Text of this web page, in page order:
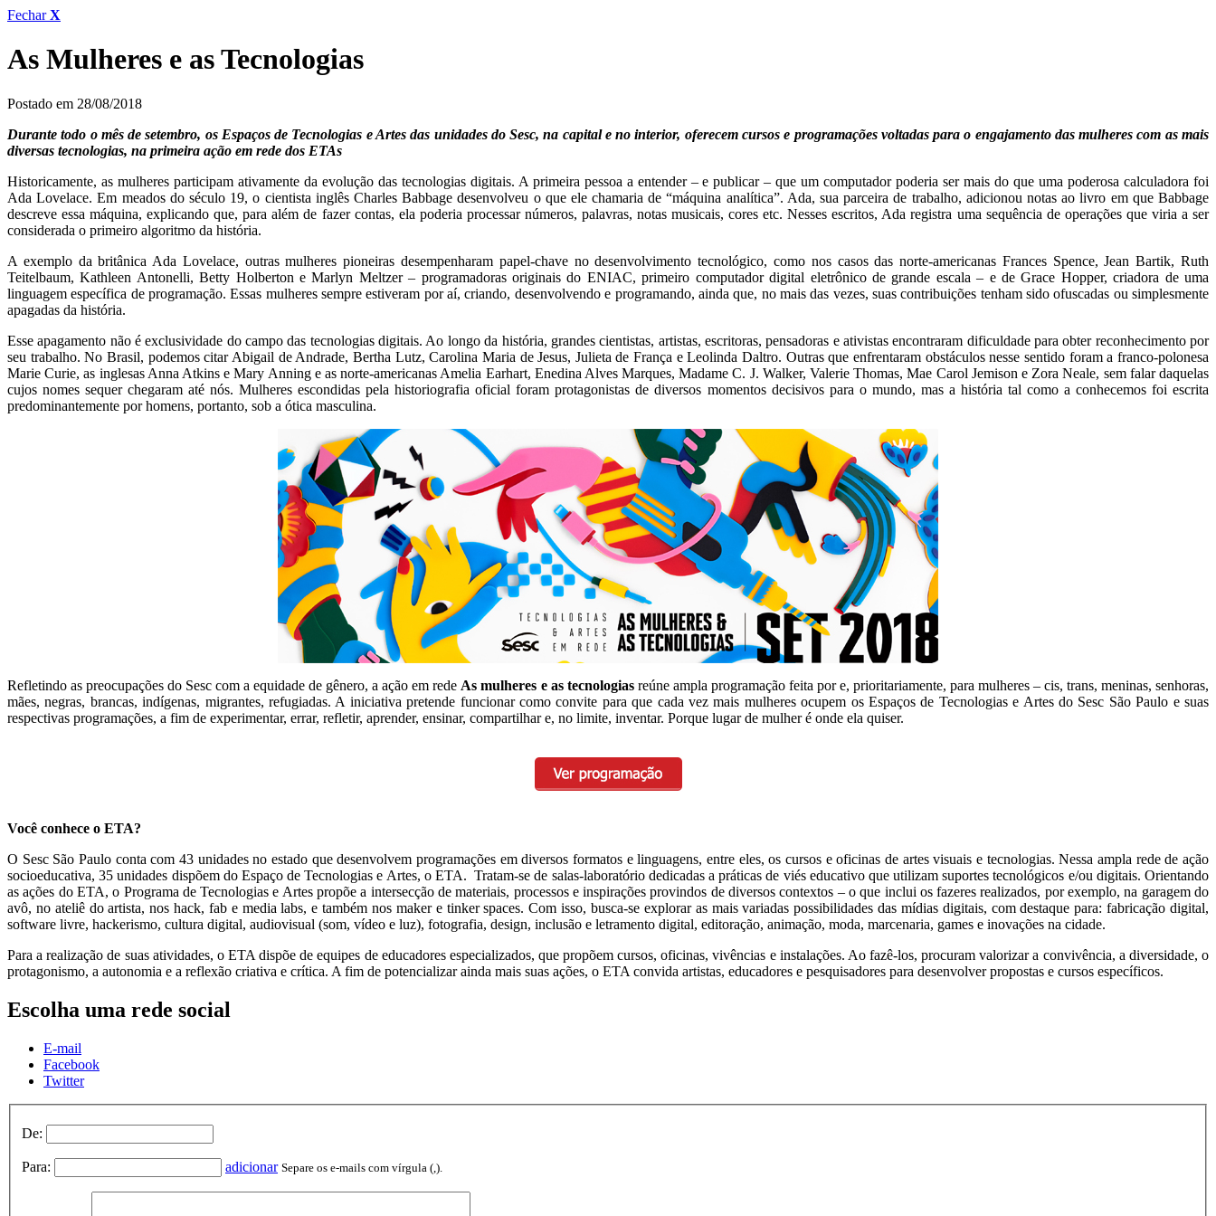
FecharX
As Mulheres e as Tecnologias
Postado em 28/08/2018
Durante todo o mês de setembro, os Espaços de Tecnologias e Artes das unidades do Sesc, na capital e no interior, oferecem cursos e programações voltadas para o engajamento das mulheres com as mais
diversas tecnologias, na primeira ação em rede dos ETAs
Historicamente, as mulheres participam ativamente da evolução das tecnologias digitais. A primeira pessoa a entender – e publicar – que um computador poderia ser mais do que uma poderosa calculadora foi
Ada Lovelace. Em meados do século 19, o cientista inglês Charles Babbage desenvolveu o que ele chamaria de “máquina analítica”. Ada, sua parceira de trabalho, adicionou notas ao livro em que Babbage
descreve essa máquina, explicando que, para além de fazer contas, ela poderia processar números, palavras, notas musicais, cores etc. Nesses escritos, Ada registra uma sequência de operações que viria a ser
considerada o primeiro algoritmo da história.
A exemplo da britânica Ada Lovelace, outras mulheres pioneiras desempenharam papel-chave no desenvolvimento tecnológico, como nos casos das norte-americanas Frances Spence, Jean Bartik, Ruth
Teitelbaum, Kathleen Antonelli, Betty Holberton e Marlyn Meltzer – programadoras originais do ENIAC, primeiro computador digital eletrônico de grande escala – e de Grace Hopper, criadora de uma
linguagem específica de programação. Essas mulheres sempre estiveram por aí, criando, desenvolvendo e programando, ainda que, no mais das vezes, suas contribuições tenham sido ofuscadas ou simplesmente
apagadas da história.
Esse apagamento não é exclusividade do campo das tecnologias digitais. Ao longo da história, grandes cientistas, artistas, escritoras, pensadoras e ativistas encontraram dificuldade para obter reconhecimento por
seu trabalho. No Brasil, podemos citar Abigail de Andrade, Bertha Lutz, Carolina Maria de Jesus, Julieta de França e Leolinda Daltro. Outras que enfrentaram obstáculos nesse sentido foram a franco-polonesa
Marie Curie, as inglesas Anna Atkins e Mary Anning e as norte-americanas Amelia Earhart, Enedina Alves Marques, Madame C. J. Walker, Valerie Thomas, Mae Carol Jemison e Zora Neale, sem falar daquelas
cujos nomes sequer chegaram até nós. Mulheres escondidas pela historiografia oficial foram protagonistas de diversos momentos decisivos para o mundo, mas a história tal como a conhecemos foi escrita
predominantemente por homens, portanto, sob a ótica masculina.
Refletindo as preocupações do Sesc com a equidade de gênero, a ação em rede As mulheres e as tecnologiasreúne ampla programação feita por e, prioritariamente, para mulheres – cis, trans, meninas, senhoras,
mães, negras, brancas, indígenas, migrantes, refugiadas. A iniciativa pretende funcionar como convite para que cada vez mais mulheres ocupem os Espaços de Tecnologias e Artes do Sesc São Paulo e suas
respectivas programações, a fim de experimentar, errar, refletir, aprender, ensinar, compartilhar e, no limite, inventar. Porque lugar de mulher é onde ela quiser.
Você conhece o ETA?
O Sesc São Paulo conta com 43 unidades no estado que desenvolvem programações em diversos formatos e linguagens, entre eles, os cursos e oficinas de artes visuais e tecnologias. Nessa ampla rede de ação
socioeducativa, 35 unidades dispõem do Espaço de Tecnologias e Artes, o ETA. Tratam-se de salas-laboratório dedicadas a práticas de viés educativo que utilizam suportes tecnológicos e/ou digitais. Orientando
as ações do ETA, o Programa de Tecnologias e Artes propõe a intersecção de materiais, processos e inspirações provindos de diversos contextos – o que inclui os fazeres realizados, por exemplo, na garagem do
avô, no ateliê do artista, nos hack, fab e media labs, e também nos maker e tinker spaces. Com isso, busca-se explorar as mais variadas possibilidades das mídias digitais, com destaque para: fabricação digital,
software livre, hackerismo, cultura digital, audiovisual (som, vídeo e luz), fotografia, design, inclusão e letramento digital, editoração, animação, moda, marcenaria, games e inovações na cidade.
Para a realização de suas atividades, o ETA dispõe de equipes de educadores especializados, que propõem cursos, oficinas, vivências e instalações. Ao fazê-los, procuram valorizar a convivência, a diversidade, o
protagonismo, a autonomia e a reflexão criativa e crítica. A fim de potencializar ainda mais suas ações, o ETA convida artistas, educadores e pesquisadores para desenvolver propostas e cursos específicos.
Escolha uma rede social
E-mail
Facebook
Twitter
De:
Para: adicionar Separe os e-mails com vírgula (,).